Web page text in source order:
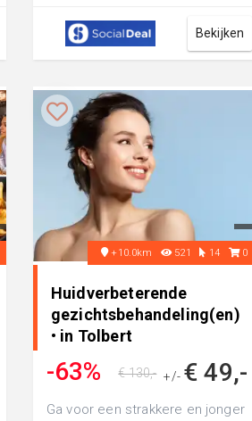
verr...
Bekijken
+10.0km 521 14 0
Huidverbeterende
gezichtsbehandeling(en)
• in Tolbert
-63% +/- € 49,-
€ 130,-
Ga voor een strakkere en jonger